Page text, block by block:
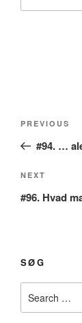
Previous
Post
PREVIOUS
#94. …
Next
Post
NEXT
#96. Hvad
SØG
for: